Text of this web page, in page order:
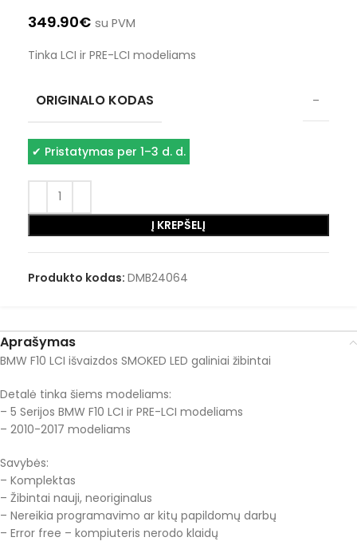
349.90€ su PVM
Tinka LCI ir PRE-LCI modeliams
ORIGINALO KODAS –
✔ Pristatymas per 1–3 d. d.
Į KREPŠELĮ
Produkto kodas: DMB24064
Aprašymas
BMW F10 LCI išvaizdos SMOKED LED galiniai žibintai
Detalė tinka šiems modeliams:
– 5 Serijos BMW F10 LCI ir PRE-LCI modeliams
– 2010-2017 modeliams
Savybės:
– Komplektas
– Žibintai nauji, neoriginalus
– Nereikia programavimo ar kitų papildomų darbų
– Error free – kompiuteris nerodo klaidų